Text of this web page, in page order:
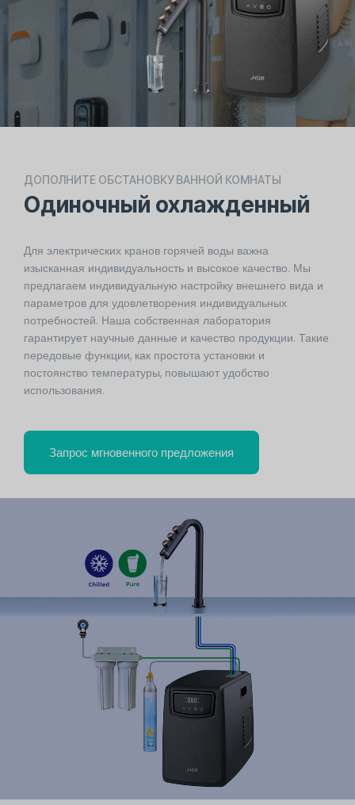
ДОПОЛНИТЕ ОБСТАНОВКУ ВАННОЙ КОМНАТЫ
Одиночный охлажденный
Для электрических кранов горячей воды важна
изысканная индивидуальность и высокое качество. Мы
предлагаем индивидуальную настройку внешнего вида и
параметров для удовлетворения индивидуальных
потребностей. Наша собственная лаборатория
гарантирует научные данные и качество продукции. Такие
передовые функции, как простота установки и
постоянство температуры, повышают удобство
использования.
Запрос мгновенного предложения
Это заголовок